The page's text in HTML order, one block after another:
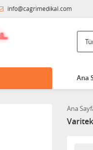
info@cagrimedikal.com
Ana
Külodu
Destek
Ana